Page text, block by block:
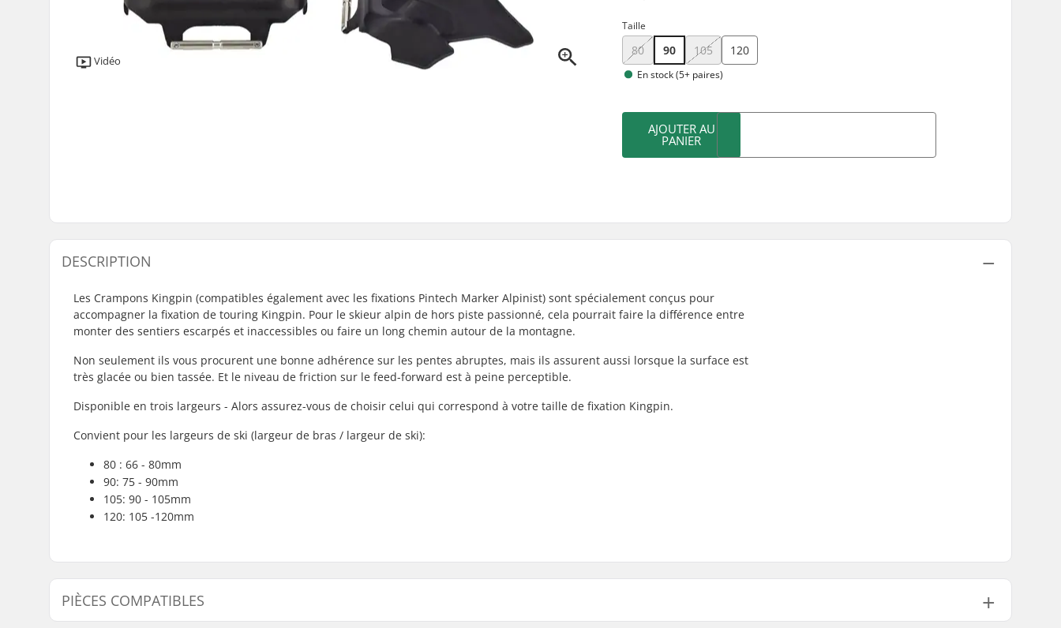
Vidéo
Taille
80 90 105 120
En stock (5+ paires)
AJOUTER AU
PANIER
DESCRIPTION
Les Crampons Kingpin (compatibles également avec les fixations Pintech Marker Alpinist) sont spécialement conçus pour
accompagner la fixation de touring Kingpin. Pour le skieur alpin de hors piste passionné, cela pourrait faire la différence entre
monter des sentiers escarpés et inaccessibles ou faire un long chemin autour de la montagne.
Non seulement ils vous procurent une bonne adhérence sur les pentes abruptes, mais ils assurent aussi lorsque la surface est
très glacée ou bien tassée. Et le niveau de friction sur le feed-forward est à peine perceptible.
Disponible en trois largeurs - Alors assurez-vous de choisir celui qui correspond à votre taille de fixation Kingpin.
Convient pour les largeurs de ski (largeur de bras / largeur de ski):
80 : 66 - 80mm
90: 75 - 90mm
105: 90 - 105mm
120: 105 -120mm
PIÈCES COMPATIBLES